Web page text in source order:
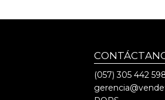
(057)305 442